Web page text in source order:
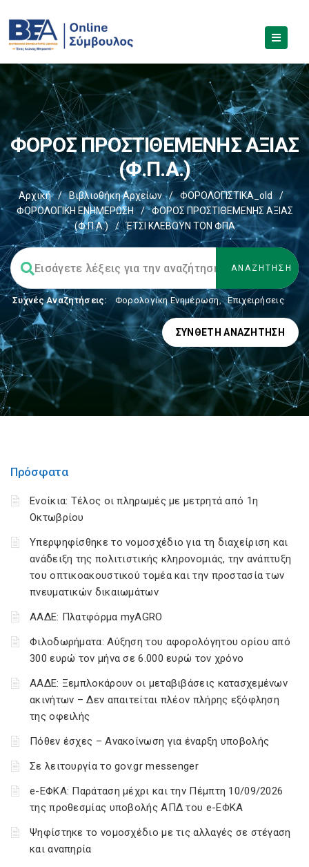
ΦΟΡΟΣ ΠΡΟΣΤΙΘΕΜΕΝΗΣ ΑΞΙΑΣ
(Φ.Π.Α.)
Αρχική / Βιβλιοθήκη Αρχείων / ΦΟΡΟΛΟΓΙΣΤΙΚΑ_old
/
ΦΟΡΟΛΟΓΙΚΗ ΕΝΗΜΕΡΩΣΗ
/
ΦΟΡΟΣ ΠΡΟΣΤΙΘΕΜΕΝΗΣ ΑΞΙΑΣ
(Φ.Π.Α.)
/ ΈΤΣΙ ΚΛΕΒΟΥΝ ΤΟΝ ΦΠΑ
Συχνές Αναζητήσεις: Φορολογικη Ενημέρωση, Επιχειρήσεις
ΣΎΝΘΕΤΗ ΑΝΑΖΉΤΗΣΗ
Πρόσφατα
Ενοίκια: Τέλος οι πληρωμές με μετρητά από 1η
Οκτωβρίου
Υπερψηφίσθηκε το νομοσχέδιο για τη διαχείριση και
ανάδειξη της πολιτιστικής κληρονομιάς, την ανάπτυξη
του οπτικοακουστικού τομέα και την προστασία των
πνευματικών δικαιωμάτων
ΑΑΔΕ: Πλατφόρμα myAGRO
Φιλοδωρήματα: Αύξηση του αφορολόγητου ορίου από
300 ευρώ τον μήνα σε 6.000 ευρώ τον χρόνο
ΑΑΔΕ: Ξεμπλοκάρουν οι μεταβιβάσεις κατασχεμένων
ακινήτων – Δεν απαιτείται πλέον πλήρης εξόφληση
της οφειλής
Πόθεν έσχες – Ανακοίνωση για έναρξη υποβολής
Σε λειτουργία το gov.gr messenger
e-ΕΦΚΑ: Παράταση μέχρι και την Πέμπτη 10/09/2026
της προθεσμίας υποβολής ΑΠΔ του e-ΕΦΚΑ
Ψηφίστηκε το νομοσχέδιο με τις αλλαγές σε στέγαση
και αναπηρία